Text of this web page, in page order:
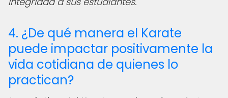
4. ¿De qué manera el Karate
puede impactar positivamente la
vida cotidiana de quienes lo
practican?